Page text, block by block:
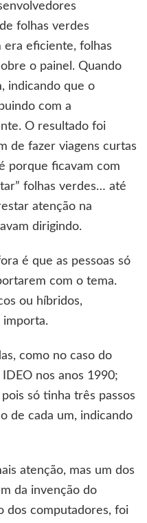
folhas verdes
era eficiente, folhas
o painel. Quando
indicando que o
com a
O resultado foi
de fazer viagens curtas
porque ficavam com
folhas verdes… até
atenção na
dirigindo.
é que as pessoas só
com o tema.
ou híbridos,
importa.
como no caso do
nos anos 1990;
só tinha três passos
de cada um, indicando
atenção, mas um dos
da invenção do
dos computadores, foi